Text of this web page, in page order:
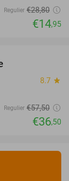
Regulier €28,80
€14,95
8.7 star
Regulier €57,50
€36,50